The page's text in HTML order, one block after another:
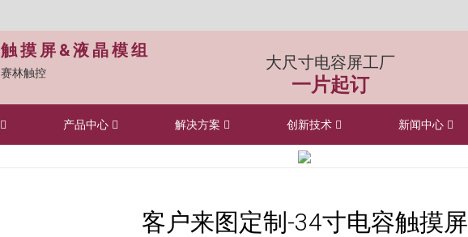
触摸屏&液晶模组
赛林触控
大尺寸电容屏工厂
一片起订
产品中心 解决方案 创新技术 新闻中心
客户来图定制-34寸电容触摸屏